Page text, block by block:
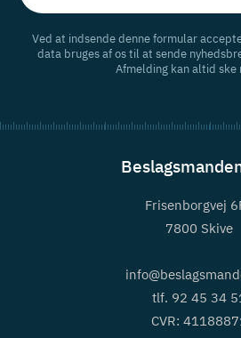
Ved at indsende denne formular
data bruges af os til at sende
Afmelding kan altid ske
Frisenborgvej
7800 Skive
tlf. 92 45 34
CVR: